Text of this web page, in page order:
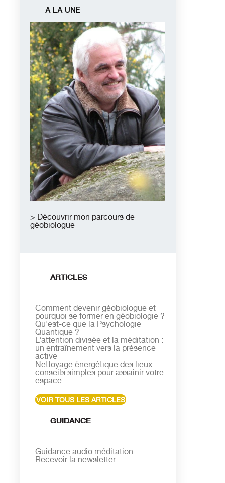
A LA UNE
> Découvrir mon parcours de
géobiologue
ARTICLES
Comment devenir géobiologue et
pourquoi se former en géobiologie ?
Qu'est-ce que la Psychologie
Quantique ?
L’attention divisée et la méditation :
un entraînement vers la présence
active
Nettoyage énergétique des lieux :
conseils simples pour assainir votre
espace
VOIR TOUS LES ARTICLES
GUIDANCE
Guidance audio méditation
Recevoir la newsletter